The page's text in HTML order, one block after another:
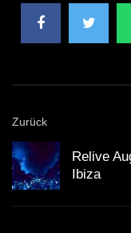
Electronic Live
Carl Cox Iconic
House – The
elektronischen
Jahres – Suara
Zurück
Relive
Ibiza